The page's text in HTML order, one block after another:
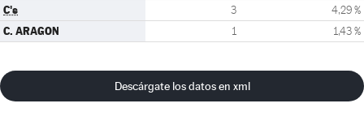
C's 3 4,29 %
C. ARAGON 1 1,43 %
Descárgate los datos en xml